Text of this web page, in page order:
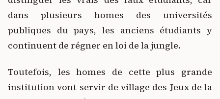
dans plusieurs homes des universités
publiques du pays, les anciens étudiants y
continuent de régner en loi de la jungle.
Toutefois, les homes de cette plus grande
institution vont servir de village des Jeux de la